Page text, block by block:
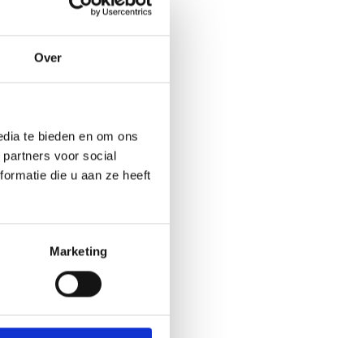
Over
te bieden en om ons
voor social
die u aan ze heeft
Marketing